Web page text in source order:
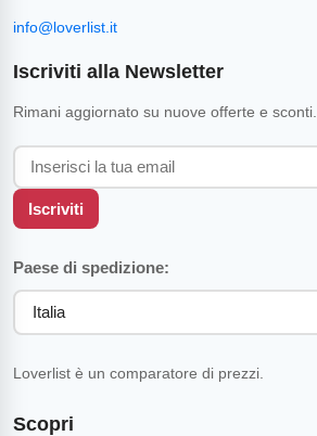
Scopri
info@loverlist.it
Iscriviti alla Newsletter
Rimani aggiornato su nuove offerte e sconti.
Iscriviti
Paese di spedizione:
Loverlist è un comparatore di prezzi.